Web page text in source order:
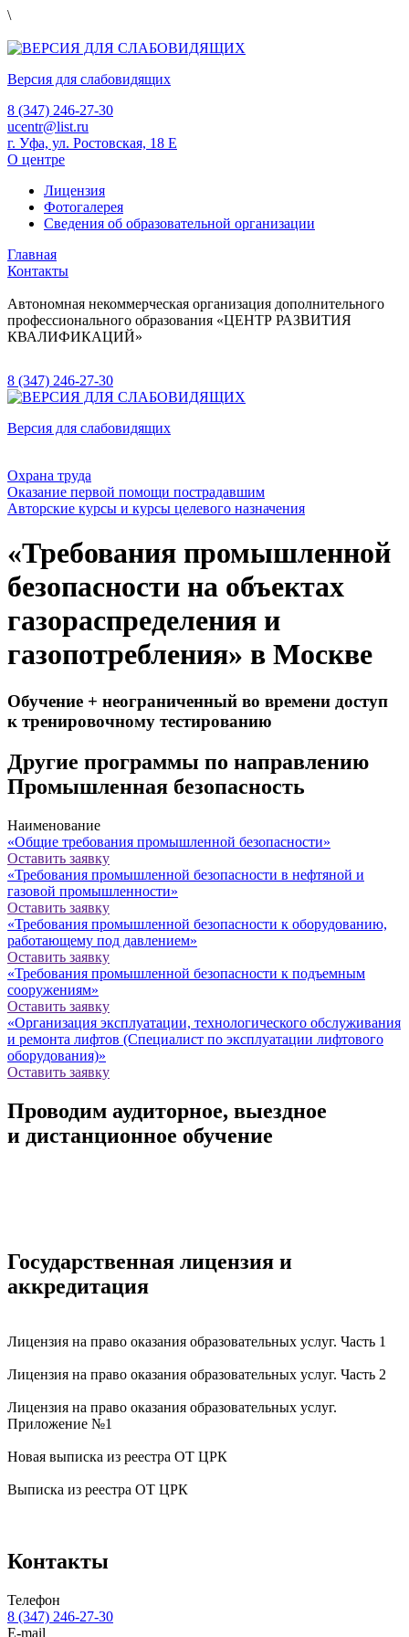
\
Версия для слабовидящих
8 (347) 246-27-30
ucentr@list.ru
г. Уфа, ул. Ростовская, 18 Е
О центре
Лицензия
Фотогалерея
Сведения об образовательной организации
Главная
Контакты
Автономная некоммерческая организация дополнительного
профессионального образования «ЦЕНТР РАЗВИТИЯ
КВАЛИФИКАЦИЙ»
8 (347) 246-27-30
Версия для слабовидящих
Охрана труда
Оказание первой помощи пострадавшим
Авторские курсы и курсы целевого назначения
«Требования промышленной
безопасности на объектах
газораспределения и
газопотребления» в Москве
Обучение + неограниченный во времени доступ
к тренировочному тестированию
Другие программы по направлению
Промышленная безопасность
Наименование
«Общие требования промышленной безопасности»
Оставить заявку
«Требования промышленной безопасности в нефтяной и
газовой промышленности»
Оставить заявку
«Требования промышленной безопасности к оборудованию,
работающему под давлением»
Оставить заявку
«Требования промышленной безопасности к подъемным
сооружениям»
Оставить заявку
«Организация эксплуатации, технологического обслуживания
и ремонта лифтов (Специалист по эксплуатации лифтового
оборудования)»
Оставить заявку
Проводим аудиторное, выездное
и дистанционное обучение
Государственная лицензия и
аккредитация
Лицензия на право оказания образовательных услуг. Часть 1
Лицензия на право оказания образовательных услуг. Часть 2
Лицензия на право оказания образовательных услуг.
Приложение №1
Новая выписка из реестра ОТ ЦРК
Выписка из реестра ОТ ЦРК
Контакты
Телефон
8 (347) 246-27-30
E-mail